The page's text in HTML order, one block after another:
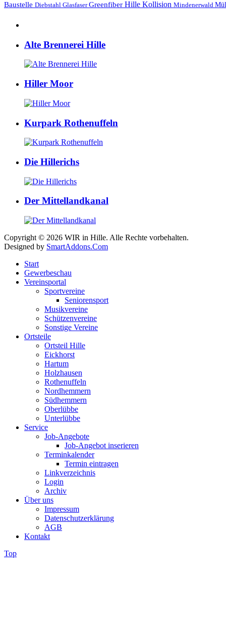
Baustelle Diebstahl GlasfaserGreenfiber Hille Kollision Mindenerwald
Alte Brennerei Hille
Hiller Moor
Kurpark Rothenuffeln
Die Hillerichs
Der Mittellandkanal
Copyright © 2026 WIR in Hille. Alle Rechte vorbehalten.
Designed by SmartAddons.Com
Start
Gewerbeschau
Vereinsportal
Sportvereine
Seniorensport
Musikvereine
Schützenvereine
Sonstige Vereine
Ortsteile
Ortsteil Hille
Eickhorst
Hartum
Holzhausen
Rothenuffeln
Nordhemmern
Südhemmern
Oberlübbe
Unterlübbe
Service
Job-Angebote
Job-Angebot inserieren
Terminkalender
Termin eintragen
Linkverzeichnis
Login
Archiv
Über uns
Impressum
Datenschutzerklärung
AGB
Kontakt
Top